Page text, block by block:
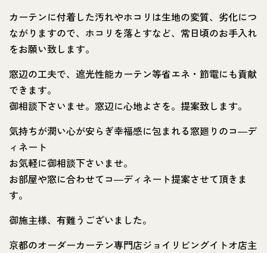
カーテンに付着した汚れやホコリは生地の変質、劣化につ
ながりますので、ホコリを落とすなど、常日頃のお手入れ
をお願い致します。
窓辺の工夫で、遮光性能カーテン等省エネ・節電にも貢献
できます。
御相談下さいませ。窓辺に心地よさを。提案致します。
気持ちが潤い心が安らぎ幸福感に包まれる窓廻りのコ―デ
ィネート
お気軽に御相談下さいませ。
お部屋や窓に合わせてコ―ディネート提案させて頂きま
す。
御施主様、有難うございました。
京都のオーダーカーテン専門店ジョイリビングイトオ店主